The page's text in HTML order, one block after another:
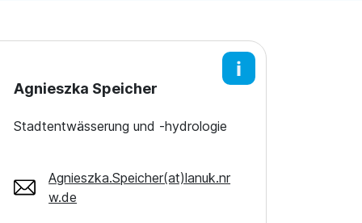
Agnieszka Speicher
Stadtentwässerung und -hydrologie
Agnieszka.Speicher(at)lanuk.nr
w.de